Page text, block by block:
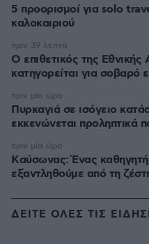
5 προορισμοί για solo
καλοκαιριού
Ο επιθετικός της Εθνικής
κατηγορείται για σοβαρό
πριν 39 λεπτά
Πυρκαγιά σε ισόγειο
εκκενώνεται προληπτικά
πριν μία ώρα
Kαύσωνας: Ένας
εξαντληθούμε από τη
πριν μία ώρα
ΔΕΙΤΕ ΟΛΕΣ ΤΙΣ